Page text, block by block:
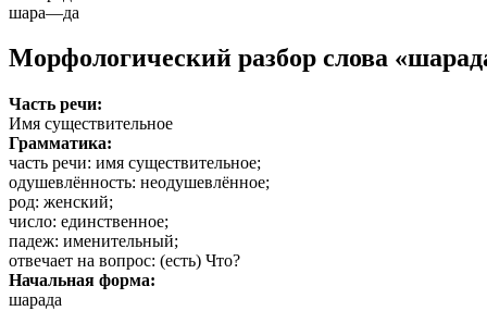
шара—да
Морфологический разбор слова
Часть речи:
Имя существительное
Грамматика:
часть речи: имя существительное;
одушевлённость: неодушевлённое;
род: женский;
число: единственное;
падеж: именительный;
отвечает на вопрос: (есть) Что?
Начальная форма:
шарада